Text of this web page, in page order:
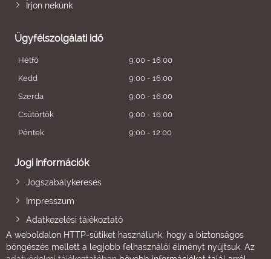
Írjon nekünk
Ügyfélszolgálati idő
Hétfő
9:00 - 16:00
Kedd
9:00 - 16:00
Szerda
9:00 - 16:00
Csütörtök
9:00 - 16:00
Péntek
9:00 - 12:00
Jogi információk
Jogszabálykeresés
Impresszum
Adatkezelési tájékoztató
A weboldalon HTTP-sütiket használunk, hogy a biztonságos
böngészés mellett a legjobb felhasználói élményt nyújtsuk. Az